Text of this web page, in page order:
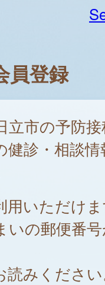
員登録
立市の予防
健診・相談
用いただけ
いの郵便番
読みくださ